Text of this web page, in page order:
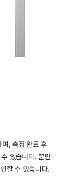
, 측정 완료 후
있습니다. 뿐만
할 수 있습니다.